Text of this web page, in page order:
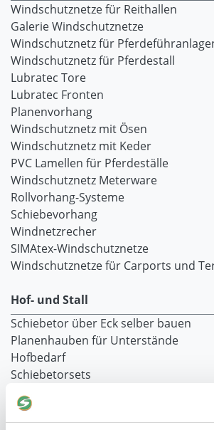
Windschutznetze für Reithallen
Galerie Windschutznetze
Windschutznetz für
Windschutznetz für Pferdestall
Lubratec Tore
Lubratec Fronten
Planenvorhang
Windschutznetz mit Ösen
Windschutznetz mit Keder
PVC Lamellen für Pferdeställe
Windschutznetz Meterware
Rollvorhang-Systeme
Schiebevorhang
Windnetzrecher
SIMAtex-Windschutznetze
Windschutznetze für Carports und
Hof- und Stall
Schiebetor über Eck selber bauen
Planenhauben für Unterstände
Hofbedarf
Schiebetorsets
Winter und Landwirtschaft
Windschutz Schiebetor
Windschutznetz für Pferdestall